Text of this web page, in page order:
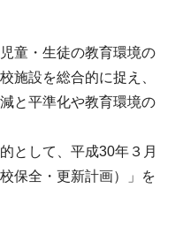
童・生徒の教育環境の
施設を総合的に捉え、
と平準化や教育環境の
として、平成30年３月
保全・更新計画）」を